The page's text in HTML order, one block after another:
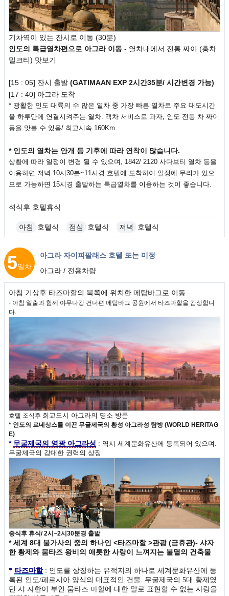
기차역이 있는 잔시로 이동 (30분)
인도의 특급열차편으로 아그라 이동 - 열차내에서 전통 짜이 (홍차
밀크티) 맛보기
[15 : 05] 잔시 출발 (GATIMAAN EXP 2시간35분/ 시간변경 가능)
[17 : 40] 아그라 도착
* 광활한 인도 대륙의 수 많은 열차 중 가장 빠른 열차로 주요 대도시간
을 하루만에 연결시켜주는 열차. 객차 서비스로 과자, 인도 전통 차 짜이
등을 맛볼 수 있음/ 최고시속 160Km
* 인도의 열차는 안개 등 기후에 따라 연착이 많습니다.
상황에 따라 일정이 변경 될 수 있으며, 1842/ 2120 사다브티 열차 등을
이용하면 저녁 10시30분~11시경 호텔에 도착하여 일정에 무리가 있으
므로 가능하면 15시경 출발하는 특급열차를 이용하는 것이 좋습니다.
석식후 호텔휴식
아침 호텔식 점심 호텔식 저녁 호텔식
5일차
아그라 자이피팔래스 호텔 또는 미정
아그라 / 전용차량
아침 기상후 타즈마할의 북쪽에 위치한 메탑바그로 이동
- 아침 일출과 함께 야무나강 건너편 메탑바그 공원에서 타즈마할을 감상합니
다.
호텔 조식후 회교도시 아그라의 명소 방문
* 인도의 르네상스를 이끈 무굴제국의 황성 아그라성 탐방 (WORLD HERITAG
E)
* 무굴제국의 영광 아그라성 : 역시 세계문화유산에 등록되어 있으며.
무굴제국의 강대한 권력의 상징
중식후 휴식/2시~2시30분경 출발
* 세계 8대 불가사의 중의 하나인 <타즈마할>관광 (금휴관)- 샤자
한 황제와 뭄타즈 왕비의 애틋한 사랑이 느껴지는 불멸의 건축물
* 타즈마할 : 인도를 상징하는 유적지의 하나로 세계문화유산에 등
록된 인도/페르시아 양식의 대표적인 건물. 무굴제국의 5대 황제였
던 샤 자한이 부인 뭄타즈 마할에 대한 말로 표현할 수 없는 사랑을